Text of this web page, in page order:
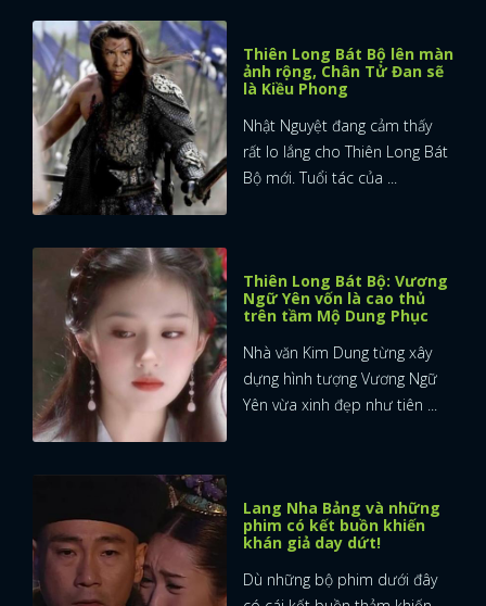
Thiên Long Bát Bộ lên màn
ảnh rộng, Chân Tử Đan sẽ
là Kiều Phong
Nhật Nguyệt đang cảm thấy
rất lo lắng cho Thiên Long Bát
Bộ mới. Tuổi tác của ...
Thiên Long Bát Bộ: Vương
Ngữ Yên vốn là cao thủ
trên tầm Mộ Dung Phục
Nhà văn Kim Dung từng xây
dựng hình tượng Vương Ngữ
Yên vừa xinh đẹp như tiên ...
Lang Nha Bảng và những
phim có kết buồn khiến
khán giả day dứt!
Dù những bộ phim dưới đây